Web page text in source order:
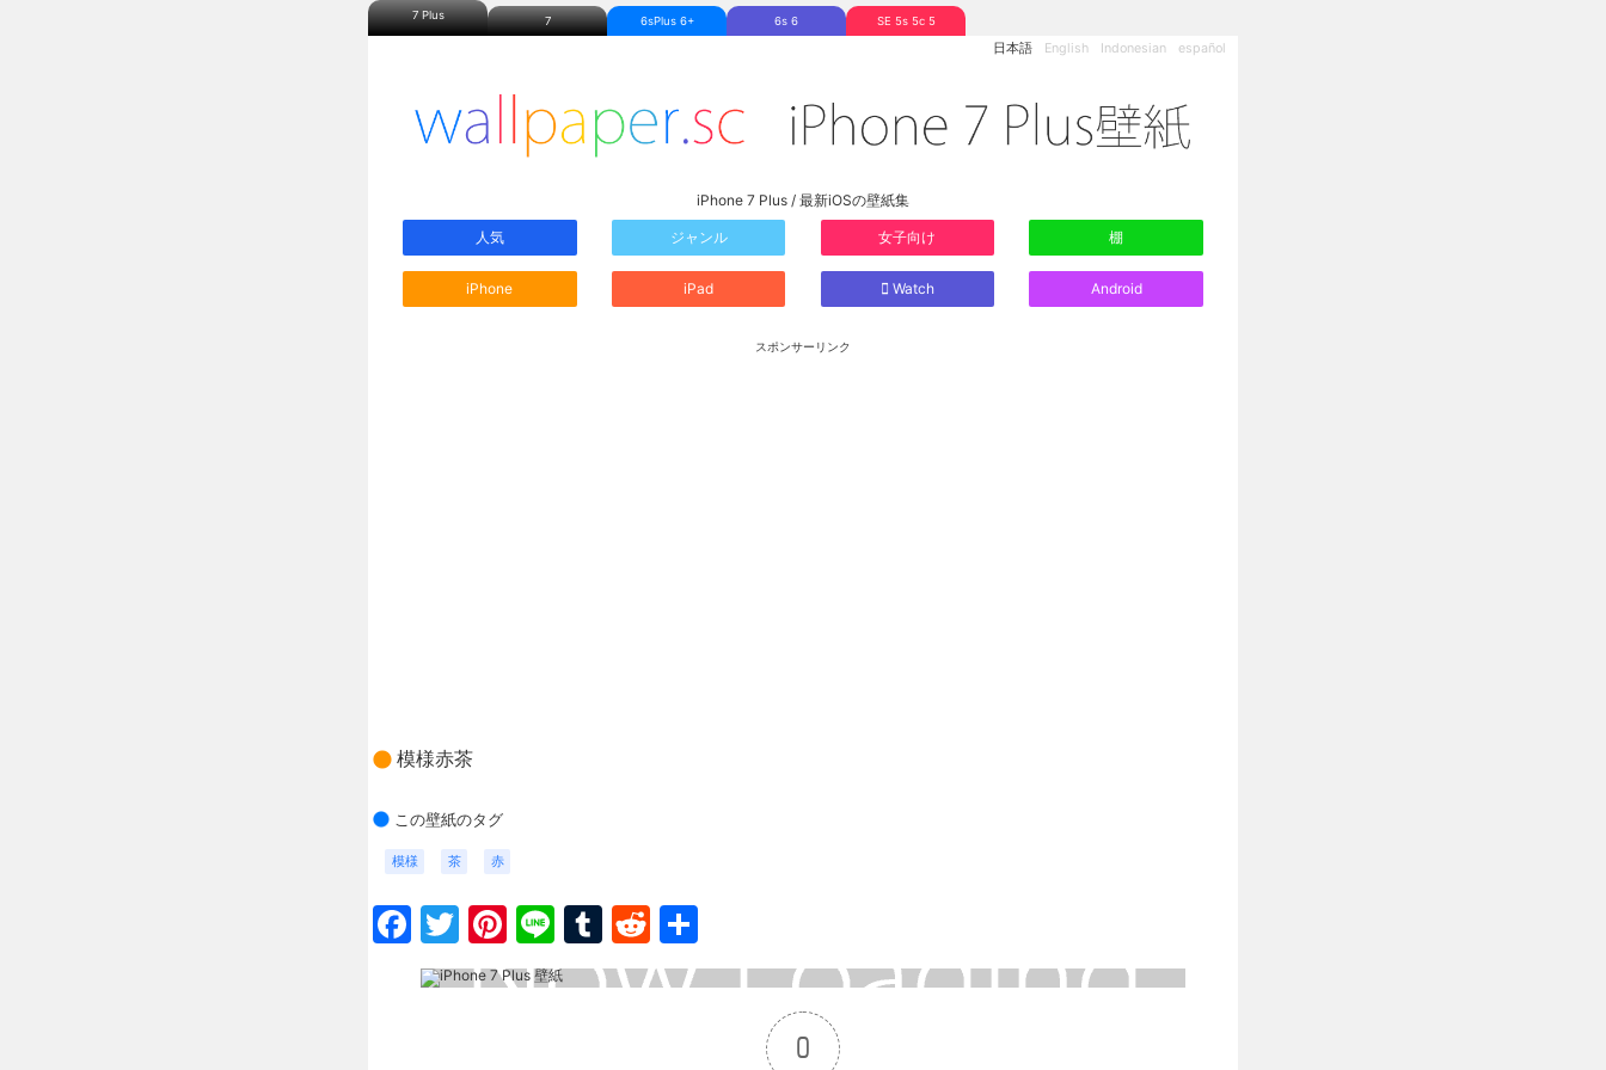
7 Plus 7 6sPlus 6+ 6s 6 SE 5s 5c 5
日本語 English Indonesian español
iPhone 7 Plus / 最新iOSの壁紙集
人気 ジャンル 女子向け 棚
iPhone iPad Watch Android
スポンサーリンク
模様赤茶
この壁紙のタグ
模様 茶 赤
Facebook
Twitter
Pinterest
LineTumblr
Reddit
有
0